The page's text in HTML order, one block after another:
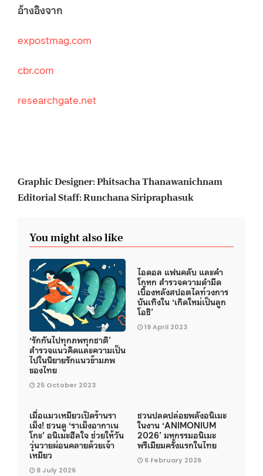
อ้างอิงจาก
expostmag.com
cbr.com
researchgate.net
Graphic Designer: Phitsacha Thanawanichnam
Editorial Staff: Runchana Siripraphasuk
You might also like
‘รักกันไปทุกภพทุกชาติ’
สำรวจแนวคิดและความเป็น
ไปในนิยายรักแนวข้ามภพ
ของไทย
25 October 2023
ไอดอล แฟนคลับ และคำ
โกหก สำรวจความดำมืด
เบื้องหลังสปอตไลท์วงการ
บันเทิงใน ‘เกิดใหม่เป็นลูก
โอชิ’
19 April 2023
เมื่อแมวเหมียวเปิดร้านรา
เม็ง! ชวนดู ‘ราเม็งอากาเน
โกะ’ อนิเมะฮีลใจ ช่วยให้วัน
วุ่นวายผ่อนคลายด้วยเจ้า
เหมียว
8 July 2026
ชวนปลดปล่อยพลังอนิเมะ
ในงาน ‘ANIMONIUM
2026’ มหกรรมอนิเมะ
พรีเมียมครั้งแรกในไทย
6 February 2026